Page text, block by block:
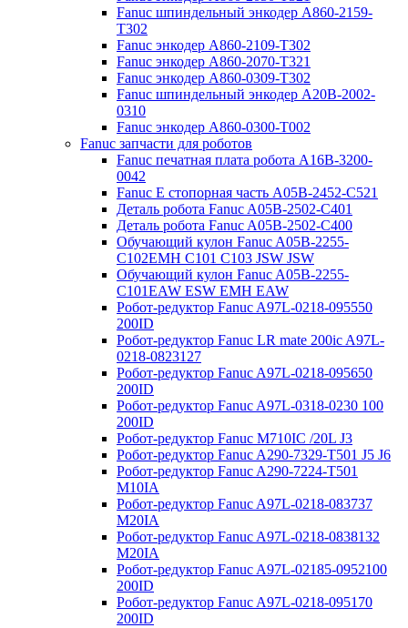
Fanuc шпиндельный энкодер A860-2159-
T302
Fanuc энкодер A860-2109-T302
Fanuc энкодер A860-2070-T321
Fanuc энкодер A860-0309-T302
Fanuc шпиндельный энкодер A20B-2002-
0310
Fanuc энкодер A860-0300-T002
Fanuc запчасти для роботов
Fanuc печатная плата робота A16B-3200-
0042
Fanuc E стопорная часть A05B-2452-C521
Деталь робота Fanuc A05B-2502-C401
Деталь робота Fanuc A05B-2502-C400
Обучающий кулон Fanuc A05B-2255-
C102EMH C101 C103 JSW JSW
Обучающий кулон Fanuc A05B-2255-
C101EAW ESW EMH EAW
Робот-редуктор Fanuc A97L-0218-095550
200ID
Робот-редуктор Fanuc LR mate 200ic A97L-
0218-0823127
Робот-редуктор Fanuc A97L-0218-095650
200ID
Робот-редуктор Fanuc A97L-0318-0230 100
200ID
Робот-редуктор Fanuc M710IC /20L J3
Робот-редуктор Fanuc A290-7329-T501 J5 J6
Робот-редуктор Fanuc A290-7224-T501
M10IA
Робот-редуктор Fanuc A97L-0218-083737
M20IA
Робот-редуктор Fanuc A97L-0218-0838132
M20IA
Робот-редуктор Fanuc A97L-02185-0952100
200ID
Робот-редуктор Fanuc A97L-0218-095170
200ID